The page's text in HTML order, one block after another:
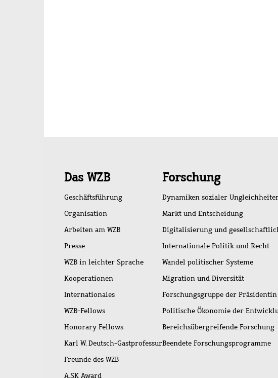
Schnellzugriff
Das WZB
Geschäftsführung
Organisation
Arbeiten am WZB
Presse
WZB in leichter Sprache
Kooperationen
Internationales
WZB-Fellows
Honorary Fellows
Karl W. Deutsch-Gastprofessur
Freunde des WZB
A.SK Award
Forschung
Dynamiken sozialer
Markt und Entscheidung
Digitalisierung und
Internationale Politik und Recht
Wandel politischer Systeme
Migration und Diversität
Forschungsgruppe der Präsidentin
Politische Ökonomie der
Bereichsübergreifende Forschung
Beendete Forschungsprogramme